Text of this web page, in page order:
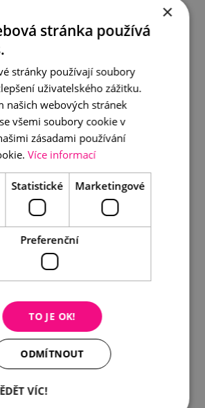
s bílými perlami
1 490 Kč
×
stránka používá
stránky používají soubory
uživatelského zážitku.
našich webových stránek
všemi soubory cookie v
zásadami používání
Více informací
Statistické Marketingové
Preferenční
TO JE OK!
ODMÍTNOUT
VÍC!